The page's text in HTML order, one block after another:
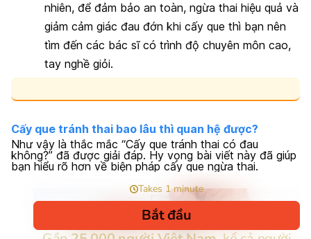
nhiên, để đảm bảo an toàn, ngừa thai hiệu quả và
giảm cảm giác đau đớn khi cấy que thì bạn nên
tìm đến các bác sĩ có trình độ chuyên môn cao,
tay nghề giỏi.
Cấy que tránh thai bao lâu thì quan hệ được?
Như vậy là thắc mắc “Cấy que tránh thai có đau
không?” đã được giải đáp. Hy vọng bài viết này đã giúp
bạn hiểu rõ hơn về biện pháp cấy que ngừa thai.